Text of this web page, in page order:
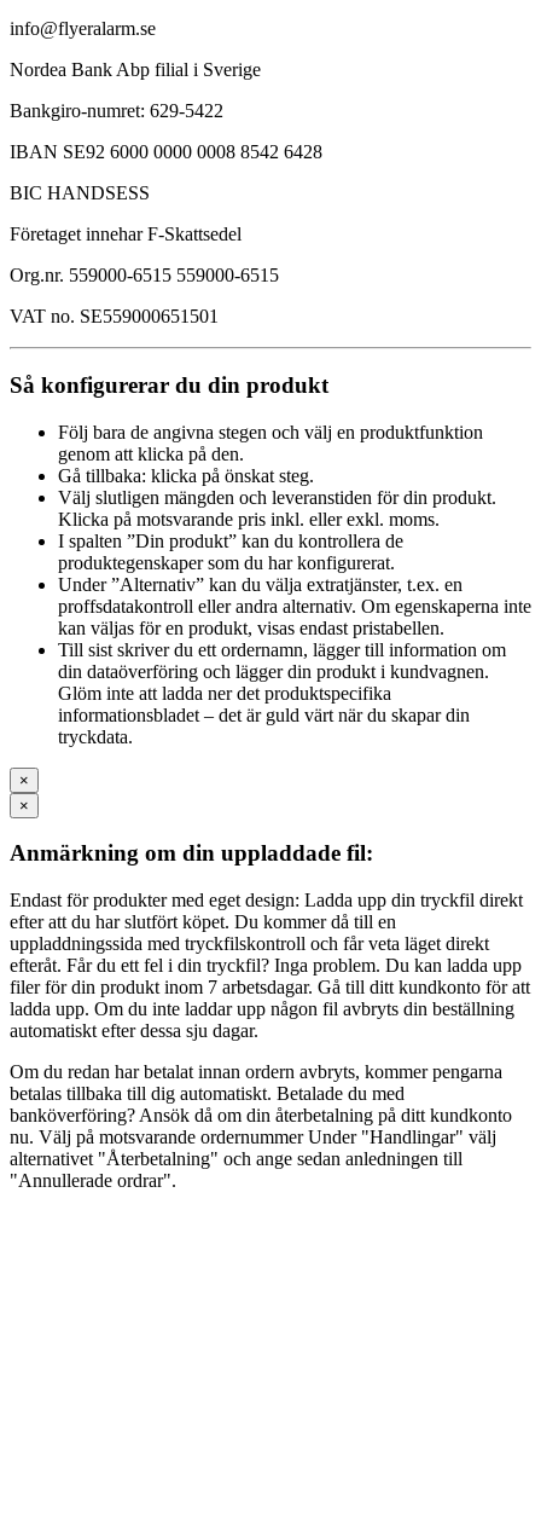
info@flyeralarm.se
Nordea Bank Abp filial i Sverige
Bankgiro-numret: 629-5422
IBAN SE92 6000 0000 0008 8542 6428
BIC HANDSESS
Företaget innehar F-Skattsedel
Org.nr. 559000-6515 559000-6515
VAT no. SE559000651501
Så konfigurerar du din produkt
Följ bara de angivna stegen och välj en produktfunktion
genom att klicka på den.
Gå tillbaka: klicka på önskat steg.
Välj slutligen mängden och leveranstiden för din produkt.
Klicka på motsvarande pris inkl. eller exkl. moms.
I spalten ”Din produkt” kan du kontrollera de
produktegenskaper som du har konfigurerat.
Under ”Alternativ” kan du välja extratjänster, t.ex. en
proffsdatakontroll eller andra alternativ. Om egenskaperna inte
kan väljas för en produkt, visas endast pristabellen.
Till sist skriver du ett ordernamn, lägger till information om
din dataöverföring och lägger din produkt i kundvagnen.
Glöm inte att ladda ner det produktspecifika
informationsbladet – det är guld värt när du skapar din
tryckdata.
×
×
Anmärkning om din uppladdade fil:
Endast för produkter med eget design: Ladda upp din tryckfil direkt
efter att du har slutfört köpet. Du kommer då till en
uppladdningssida med tryckfilskontroll och får veta läget direkt
efteråt. Får du ett fel i din tryckfil? Inga problem. Du kan ladda upp
filer för din produkt inom 7 arbetsdagar. Gå till ditt kundkonto för att
ladda upp. Om du inte laddar upp någon fil avbryts din beställning
automatiskt efter dessa sju dagar.
Om du redan har betalat innan ordern avbryts, kommer pengarna
betalas tillbaka till dig automatiskt. Betalade du med
banköverföring? Ansök då om din återbetalning på ditt kundkonto
nu. Välj på motsvarande ordernummer Under "Handlingar" välj
alternativet "Återbetalning" och ange sedan anledningen till
"Annullerade ordrar".